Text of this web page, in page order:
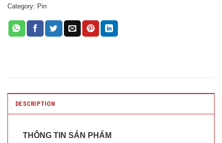
Category: Pin
DESCRIPTION
THÔNG TIN SẢN PHẨM